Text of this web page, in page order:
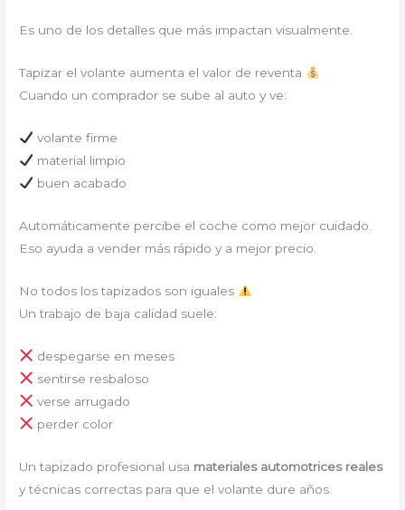
Es uno de los detalles que más impactan visualmente.
Tapizar el volante aumenta el valor de reventa
Cuando un comprador se sube al auto y ve:
volante firme
material limpio
buen acabado
Automáticamente percibe el coche como mejor cuidado.
Eso ayuda a vender más rápido y a mejor precio.
No todos los tapizados son iguales
Un trabajo de baja calidad suele:
despegarse en meses
sentirse resbaloso
verse arrugado
perder color
Un tapizado profesional usa materiales automotrices reales
y técnicas correctas para que el volante dure años.